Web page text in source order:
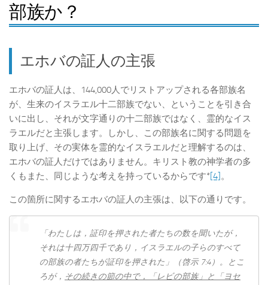
部族か？
エホバの証人の主張
エホバの証人は、144,000人でリストアップされる各部族名
が、生来のイスラエル十二部族でない、ということを引き合
いに出し、それが文字通りの十二部族ではなく、霊的なイス
ラエルだと主張します。しかし、この部族名に関する問題を
取り上げ、その実体を霊的なイスラエルだと理解するのは、
エホバの証人だけではありません。キリスト教の神学者の多
くもまた、同じような考えを持っているからです*[4]。
この箇所に関するエホバの証人の主張は、以下の通りです。
「わたしは，証印を押された者たちの数を聞いたが，
それは十四万四千であり，イスラエルの子らのすべて
の部族の者たちが証印を押された」（啓示 7:4）。とこ
ろが， その続きの節の中で，「レビの部族」と「ヨセ